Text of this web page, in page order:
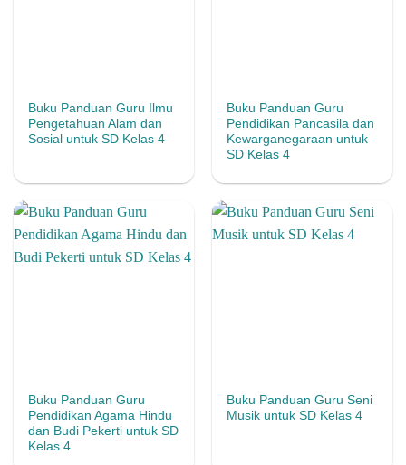
Buku Panduan Guru Ilmu
Pengetahuan Alam dan
Sosial untuk SD Kelas 4
Buku Panduan Guru
Pendidikan Pancasila dan
Kewarganegaraan untuk
SD Kelas 4
Buku Panduan Guru
Pendidikan Agama Hindu
dan Budi Pekerti untuk SD
Kelas 4
Buku Panduan Guru Seni
Musik untuk SD Kelas 4